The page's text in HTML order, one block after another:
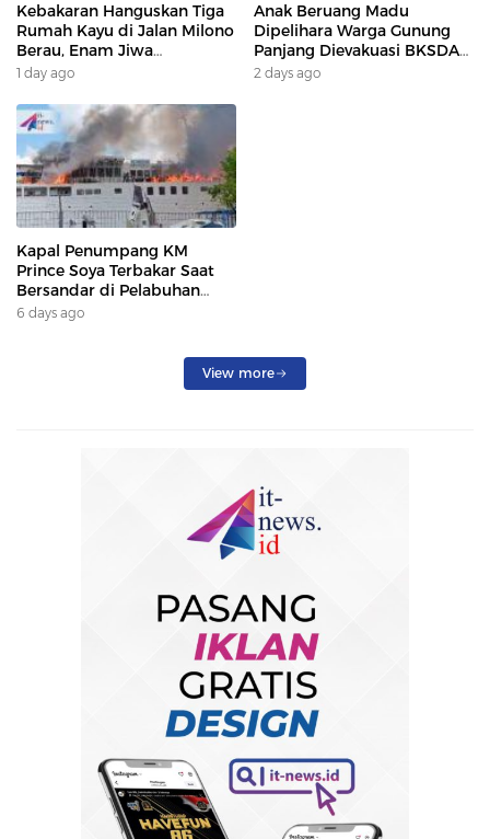
Kebakaran Hanguskan Tiga
Rumah Kayu di Jalan Milono
Berau, Enam Jiwa
Terdampak
1 day ago
Anak Beruang Madu
Dipelihara Warga Gunung
Panjang Dievakuasi BKSDA
Dan DAMKAR
2 days ago
Kapal Penumpang KM
Prince Soya Terbakar Saat
Bersandar di Pelabuhan
Samarinda, Keberangkatan
6 days ago
View more